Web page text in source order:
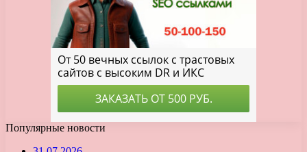
Популярные новости